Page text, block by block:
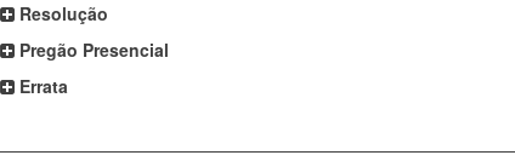
Resolução
Pregão Presencial
Errata